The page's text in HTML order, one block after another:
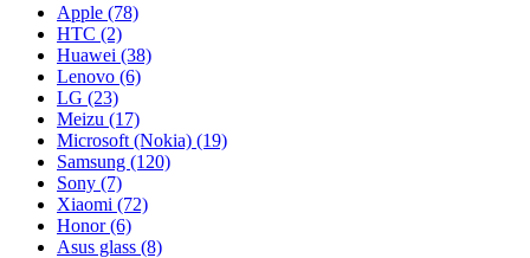
Apple (78)
HTC (2)
Huawei (38)
Lenovo (6)
LG (23)
Meizu (17)
Microsoft (Nokia) (19)
Samsung (120)
Sony (7)
Xiaomi (72)
Honor (6)
Asus glass (8)